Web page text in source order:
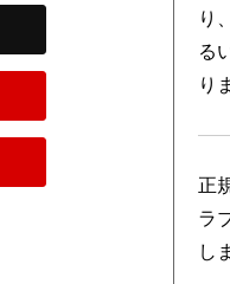
り
る
り
正
ラ
し